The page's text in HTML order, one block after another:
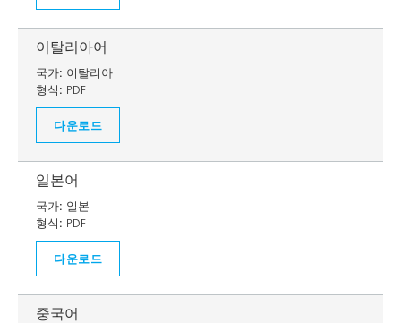
이탈리아어
국가: 이탈리아
형식: PDF
다운로드
일본어
국가: 일본
형식: PDF
다운로드
중국어